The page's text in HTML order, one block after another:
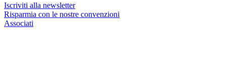
Iscriviti alla newsletter
Risparmia con le nostre convenzioni
Associati